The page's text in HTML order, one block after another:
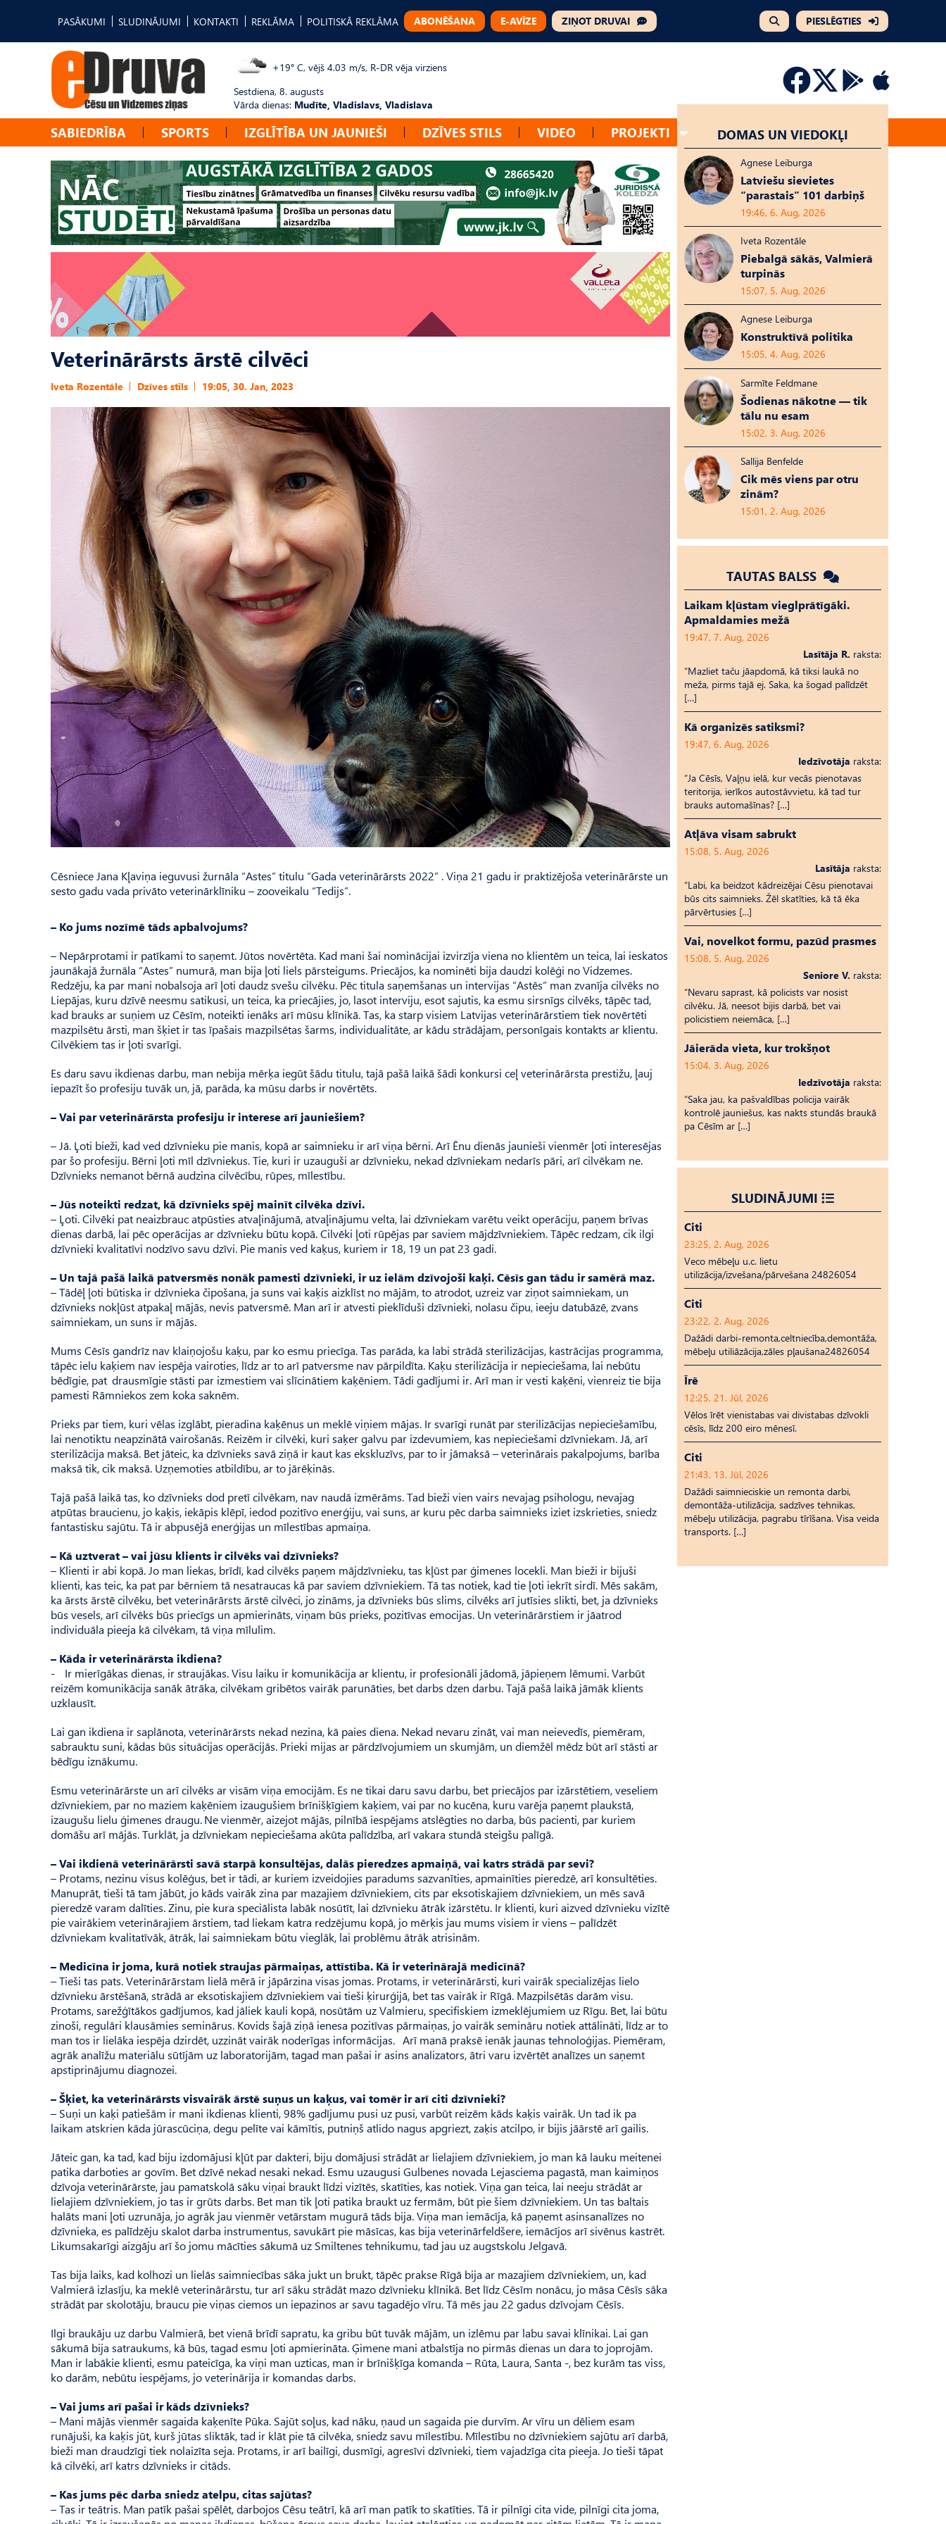
PASĀKUMI SLUDINĀJUMI KONTAKTI REKLĀMA POLITISKĀ REKLĀMA ABONĒŠANA E-AVĪZE ZIŅOT DRUVAI PIESLĒGTIES
+19° C, vējš 4.03 m/s, R-DR vēja virziens
Sestdiena, 8. augusts
Vārda dienas: Mudīte, Vladislavs, Vladislava
SABIEDRĪBA SPORTS IZGLĪTĪBA UN JAUNIEŠI DZĪVES STILS VIDEO PROJEKTI
Veterinārārsts ārstē cilvēci
Iveta Rozentāle Dzīves stils 19:05, 30. Jan, 2023
Cēsniece Jana Kļaviņa ieguvusi žurnāla “Astes” titulu “Gada veterinār­ārsts 2022” . Viņa 21 gadu ir praktizējoša veterinārārste un
sesto gadu vada privāto veterinārklīniku – zooveikalu “Tedijs”.
– Ko jums nozīmē tāds apbalvojums?
– Nepārprotami ir patīkami to saņemt. Jūtos novērtēta. Kad mani šai nominācijai izvirzīja viena no klientēm un teica, lai ieskatos
jaunākajā žurnāla “Astes” numurā, man bija ļoti liels pārsteigums. Priecājos, ka nominēti bija daudzi kolēģi no Vidzemes.
Redzēju, ka par mani nobalsoja arī ļoti daudz svešu cilvēku. Pēc titula saņemšanas un intervijas “Astēs” man zvanīja cilvēks no
Liepājas, kuru dzīvē neesmu satikusi, un teica, ka priecājies, jo, lasot interviju, esot sajutis, ka esmu sirsnīgs cilvēks, tāpēc tad,
kad brauks ar suņiem uz Cēsīm, noteikti ienāks arī mūsu klīnikā. Tas, ka starp visiem Lat­vijas veterinārārstiem tiek novērtēti
mazpilsētu ārsti, man šķiet ir tas īpašais mazpilsētas šarms, individualitāte, ar kādu strādājam, personīgais kontakts ar klientu.
Cilvē­kiem tas ir ļoti svarīgi.
Es daru savu ikdienas darbu, man nebija mērķa iegūt šādu titulu, tajā pašā laikā šādi konkursi ceļ veterinārārsta prestižu, ļauj
iepazīt šo profesiju tuvāk un, jā, parāda, ka mūsu darbs ir novērtēts.
– Vai par veterinārārsta profesiju ir interese arī jauniešiem?
– Jā. Ļoti bieži, kad ved dzīvnieku pie manis, kopā ar saimnieku ir arī viņa bērni. Arī Ēnu dienās jaunieši vienmēr ļoti interesējas
par šo profesiju. Bērni ļoti mīl dzīvniekus. Tie, kuri ir uzauguši ar dzīvnieku, nekad dzīvniekam nedarīs pāri, arī cilvēkam ne.
Dzīvnieks nemanot bērnā audzina cilvēcību, rūpes, mīlestību.
– Jūs noteikti redzat, kā dzīvnieks spēj mainīt cilvēka dzīvi.
– Ļoti. Cilvēki pat neaizbrauc atpūsties atvaļinājumā, atvaļinājumu velta, lai dzīvniekam varētu veikt operāciju, paņem brīvas
dienas darbā, lai pēc operācijas ar dzīvnieku būtu kopā. Cilvēki ļoti rūpējas par saviem mājdzīvniekiem. Tāpēc redzam, cik ilgi
dzīvnieki kvalitatīvi nodzīvo savu dzīvi. Pie manis ved kaķus, kuriem ir 18, 19 un pat 23 gadi.
– Un tajā pašā laikā patversmēs nonāk pamesti dzīvnieki, ir uz ielām dzīvojoši kaķi. Cēsīs gan tādu ir samērā maz.
– Tādēļ ļoti būtiska ir dzīvnieka čipošana, ja suns vai kaķis aizklīst no mājām, to atrodot, uzreiz var ziņot saimniekam, un
dzīvnieks nokļūst atpakaļ mājās, nevis patversmē. Man arī ir atvesti pieklīduši dzīvnieki, nolasu čipu, ieeju datubāzē, zvans
saimniekam, un suns ir mājās.
Mums Cēsīs gandrīz nav klaiņojošu kaķu, par ko esmu priecīga. Tas parāda, ka labi strādā sterilizācijas, kastrācijas programma,
tāpēc ielu kaķiem nav iespēja vairoties, līdz ar to arī patversme nav pārpildīta. Kaķu sterilizācija ir nepieciešama, lai nebūtu
bēdīgie, pat drausmīgie stāsti par izmestiem vai slīcinātiem kaķēniem. Tādi gadījumi ir. Arī man ir vesti kaķēni, vienreiz tie bija
pamesti Rāmniekos zem koka saknēm.
Prieks par tiem, kuri vēlas izglābt, pieradina kaķēnus un meklē viņiem mājas. Ir svarīgi runāt par sterilizācijas nepieciešamību,
lai nenotiktu neapzinātā vairošanās. Reizēm ir cilvēki, kuri saķer galvu par izdevumiem, kas nepieciešami dzīvniekam. Jā, arī
sterilizācija maksā. Bet jāteic, ka dzīvnieks savā ziņā ir kaut kas ekskluzīvs, par to ir jāmaksā – veterinārais pakalpojums, barība
maksā tik, cik maksā. Uzņemoties atbildību, ar to jārēķinās.
Tajā pašā laikā tas, ko dzīvnieks dod pretī cilvēkam, nav naudā izmērāms. Tad bieži vien vairs nevajag psihologu, nevajag
atpūtas braucienu, jo kaķis, iekāpis klēpī, iedod pozitīvo enerģiju, vai suns, ar kuru pēc darba saimnieks iziet izskrieties, sniedz
fantastisku sajūtu. Tā ir abpusējā enerģijas un mīlestības apmaiņa.
– Kā uztverat – vai jūsu klients ir cilvēks vai dzīvnieks?
– Klienti ir abi kopā. Jo man liekas, brīdī, kad cilvēks paņem mājdzīvnieku, tas kļūst par ģimenes locekli. Man bieži ir bijuši
klienti, kas teic, ka pat par bērniem tā nesatraucas kā par saviem dzīvniekiem. Tā tas notiek, kad tie ļoti iekrīt sirdī. Mēs sakām,
ka ārsts ārstē cilvēku, bet veterinārārsts ārstē cilvēci, jo zināms, ja dzīvnieks būs slims, cilvēks arī jutīsies slikti, bet, ja dzīvnieks
būs vesels, arī cilvēks būs priecīgs un apmierināts, viņam būs prieks, pozitīvas emocijas. Un veterinārārstiem ir jāatrod
individuāla pieeja kā cilvēkam, tā viņa mīlulim.
– Kāda ir veterinārārsta ikdiena?
- Ir mierīgākas dienas, ir straujākas. Visu laiku ir komunikācija ar klientu, ir profesionāli jādomā, jāpieņem lēmumi. Varbūt
reizēm komunikācija sanāk ātrāka, cilvēkam gribētos vairāk parunāties, bet darbs dzen darbu. Tajā pašā laikā jāmāk klients
uzklausīt.
Lai gan ikdiena ir saplānota, veterinārārsts nekad nezina, kā paies diena. Nekad nevaru zināt, vai man neievedīs, piemēram,
sabrauktu suni, kādas būs situācijas operācijās. Prieki mijas ar pārdzīvojumiem un skumjām, un diemžēl mēdz būt arī stāsti ar
bēdīgu iznākumu.
Esmu veterinārārste un arī cilvēks ar visām viņa emocijām. Es ne tikai daru savu darbu, bet priecājos par izārstētiem, veseliem
dzīvniekiem, par no maziem kaķēniem izaugušiem brīnišķīgiem kaķiem, vai par no kucēna, kuru varēja paņemt plaukstā,
izaugušu lielu ģimenes draugu. Ne vienmēr, aizejot mājās, pilnībā iespējams atslēgties no darba, būs pacienti, par kuriem
domāšu arī mājās. Turklāt, ja dzīvniekam nepieciešama akūta palīdzība, arī vakara stundā steigšu palīgā.
– Vai ikdienā veterinārārsti savā starpā konsultējas, dalās pieredzes apmaiņā, vai katrs strādā par sevi?
– Protams, nezinu visus kolēģus, bet ir tādi, ar kuriem izveidojies paradums sazvanīties, apmainīties pieredzē, arī konsultēties.
Ma­nuprāt, tieši tā tam jābūt, jo kāds vairāk zina par mazajiem dzīvniekiem, cits par eksotiskajiem dzīvniekiem, un mēs savā
pieredzē varam dalīties. Zinu, pie kura speci­ālista labāk nosūtīt, lai dzīvnieku ātrāk izārstētu. Ir klienti, kuri aizved dzīvnieku vizītē
pie vairākiem veterinārajiem ārstiem, tad liekam katra redzējumu kopā, jo mērķis jau mums visiem ir viens – palīdzēt
dzīvniekam kvalitatīvāk, ātrāk, lai saimniekam būtu vieglāk, lai problēmu ātrāk atrisinām.
– Medicīna ir joma, kurā notiek straujas pārmaiņas, attīstība. Kā ir veterinārajā medicīnā?
– Tieši tas pats. Veterinārārstam lielā mērā ir jāpārzina visas jomas. Protams, ir veterinārārsti, kuri vairāk specializējas lielo
dzīvnieku ārstēšanā, strādā ar eksotiskajiem dzīvniekiem vai tieši ķirurģijā, bet tas vairāk ir Rīgā. Mazpilsētās darām visu.
Protams, sarežģītākos gadījumos, kad jāliek kauli kopā, nosūtām uz Valmieru, specifiskiem izmeklējumiem uz Rīgu. Bet, lai būtu
zinoši, regulāri klausāmies seminārus. Kovids šajā ziņā ienesa pozitīvas pārmaiņas, jo vairāk semināru notiek attālināti, līdz ar to
man tos ir lielāka iespēja dzirdēt, uzzināt vairāk noderīgas informācijas. Arī manā praksē ienāk jaunas tehnoloģijas. Piemēram,
agrāk analīžu materiālu sūtījām uz laboratorijām, tagad man pašai ir asins analizators, ātri varu izvērtēt analīzes un saņemt
apstiprinājumu di­­agnozei.
– Šķiet, ka veterinārārsts visvairāk ārstē suņus un kaķus, vai tomēr ir arī citi dzīvnieki?
– Suņi un kaķi patiešām ir mani ikdienas klienti, 98% gadījumu pusi uz pusi, varbūt reizēm kāds kaķis vairāk. Un tad ik pa
laikam atskrien kāda jūrascūciņa, degu pelīte vai kāmītis, putniņš atlido nagus apgriezt, zaķis atcilpo, ir bijis jāārstē arī gailis.
Jāteic gan, ka tad, kad biju izdomājusi kļūt par dakteri, biju domājusi strādāt ar lielajiem dzīvniekiem, jo man kā lauku meitenei
patika darboties ar govīm. Bet dzīvē nekad nesaki nekad. Esmu uzaugusi Gulbenes novada Lejasciema pagastā, man kaimiņos
dzīvoja veterinārārste, jau pamatskolā sāku viņai braukt līdzi vizītēs, skatīties, kas notiek. Viņa gan teica, lai neeju strādāt ar
lielajiem dzīvniekiem, jo tas ir grūts darbs. Bet man tik ļoti patika braukt uz fermām, būt pie šiem dzīvniekiem. Un tas baltais
halāts mani ļoti uzrunāja, jo agrāk jau vienmēr vetārstam mugurā tāds bija. Viņa man iemācīja, kā paņemt asinsanalīzes no
dzīvnieka, es palīdzēju skalot darba instrumentus, savukārt pie māsīcas, kas bija veterinārfeldšere, iemācījos arī sivēnus kastrēt.
Likumsakarīgi aizgāju arī šo jomu mācīties sākumā uz Smiltenes tehnikumu, tad jau uz augstskolu Jelgavā.
Tas bija laiks, kad kolhozi un lielās saimniecības sāka jukt un brukt, tāpēc prakse Rīgā bija ar mazajiem dzīvniekiem, un, kad
Valmierā izlasīju, ka meklē veterinārārstu, tur arī sāku strādāt mazo dzīvnieku klīnikā. Bet līdz Cēsīm nonācu, jo māsa Cēsīs sāka
strādāt par skolotāju, braucu pie viņas ciemos un iepazinos ar savu tagadējo vīru. Tā mēs jau 22 gadus dzīvojam Cēsīs.
Ilgi braukāju uz darbu Valmierā, bet vienā brīdī sapratu, ka gribu būt tuvāk mājām, un izlēmu par labu savai klīnikai. Lai gan
sākumā bija satraukums, kā būs, tagad esmu ļoti apmierināta. Ģi­mene mani atbalstīja no pirmās dienas un dara to joprojām.
Man ir labākie klienti, esmu pateicīga, ka viņi man uzticas, man ir brīnišķīga komanda – Rūta, Laura, Santa -, bez kurām tas viss,
ko darām, nebūtu iespējams, jo veterinārija ir komandas darbs.
– Vai jums arī pašai ir kāds dzīvnieks?
– Mani mājās vienmēr sagaida kaķenīte Pūka. Sajūt soļus, kad nāku, ņaud un sagaida pie durvīm. Ar vīru un dēliem esam
runājuši, ka kaķis jūt, kurš jūtas sliktāk, tad ir klāt pie tā cilvēka, sniedz savu mīlestību. Mīlestību no dzīvniekiem sajūtu arī darbā,
bieži man draudzīgi tiek nolaizīta seja. Protams, ir arī bailīgi, dusmīgi, agresīvi dzīvnieki, tiem vajadzīga cita pieeja. Jo tieši tāpat
kā cilvēki, arī katrs dzīvnieks ir citāds.
– Kas jums pēc darba sniedz atelpu, citas sajūtas?
– Tas ir teātris. Man patīk pašai spēlēt, darbojos Cēsu teātrī, kā arī man patīk to skatīties. Tā ir pilnīgi cita vide, pilnīgi cita joma,
DOMAS UN VIEDOKĻI
Agnese Leiburga
Latviešu sievietes
“parastais” 101 darbiņš
19:46, 6. Aug, 2026
Iveta Rozentāle
Piebalgā sākās, Valmierā
turpinās
15:07, 5. Aug, 2026
Agnese Leiburga
Konstruktīvā politika
15:05, 4. Aug, 2026
Sarmīte Feldmane
Šodienas nākotne — tik
tālu nu esam
15:02, 3. Aug, 2026
Sallija Benfelde
Cik mēs viens par otru
zinām?
15:01, 2. Aug, 2026
TAUTAS BALSS
Laikam kļūstam vieglprātīgāki.
Apmaldamies mežā
19:47, 7. Aug, 2026
Lasītāja R. raksta:
“Mazliet taču jāapdomā, kā tiksi laukā no
meža, pirms tajā ej. Saka, ka šogad palīdzēt
[…]
Kā organizēs satiksmi?
19:47, 6. Aug, 2026
Iedzīvotāja raksta:
“Ja Cēsīs, Vaļņu ielā, kur vecās pienotavas
teritorija, ierīkos autostāvvietu, kā tad tur
brauks automašīnas? […]
Atļāva visam sabrukt
15:08, 5. Aug, 2026
Lasītāja raksta:
“Labi, ka beidzot kādreizējai Cēsu pienotavai
būs cits saimnieks. Žēl skatīties, kā tā ēka
pārvērtusies […]
Vai, novelkot formu, pazūd prasmes
15:08, 5. Aug, 2026
Seniore V. raksta:
“Nevaru saprast, kā policists var nosist
cilvēku. Jā, neesot bijis darbā, bet vai
policistiem neiemāca, […]
Jāierāda vieta, kur trokšņot
15:04, 3. Aug, 2026
Iedzīvotāja raksta:
“Saka jau, ka pašvaldības policija vairāk
kontrolē jauniešus, kas nakts stundās braukā
pa Cēsīm ar […]
SLUDINĀJUMI
Citi
23:25, 2. Aug, 2026
Veco mēbeļu u.c. lietu
utilizācija/izvešana/pārvešana 24826054
Citi
23:22, 2. Aug, 2026
Dažādi darbi-remonta,celtniecība,demontāža,
mēbeļu utiliāzācija,zāles pļaušana24826054
Īrē
12:25, 21. Jūl, 2026
Vēlos īrēt vienistabas vai divistabas dzīvokli
cēsīs, līdz 200 eiro mēnesī.
Citi
21:43, 13. Jūl, 2026
Dažādi saimnieciskie un remonta darbi,
demontāža-utilizācija, sadzīves tehnikas,
mēbeļu utilizācija, pagrabu tīrīšana. Visa veida
transports. […]